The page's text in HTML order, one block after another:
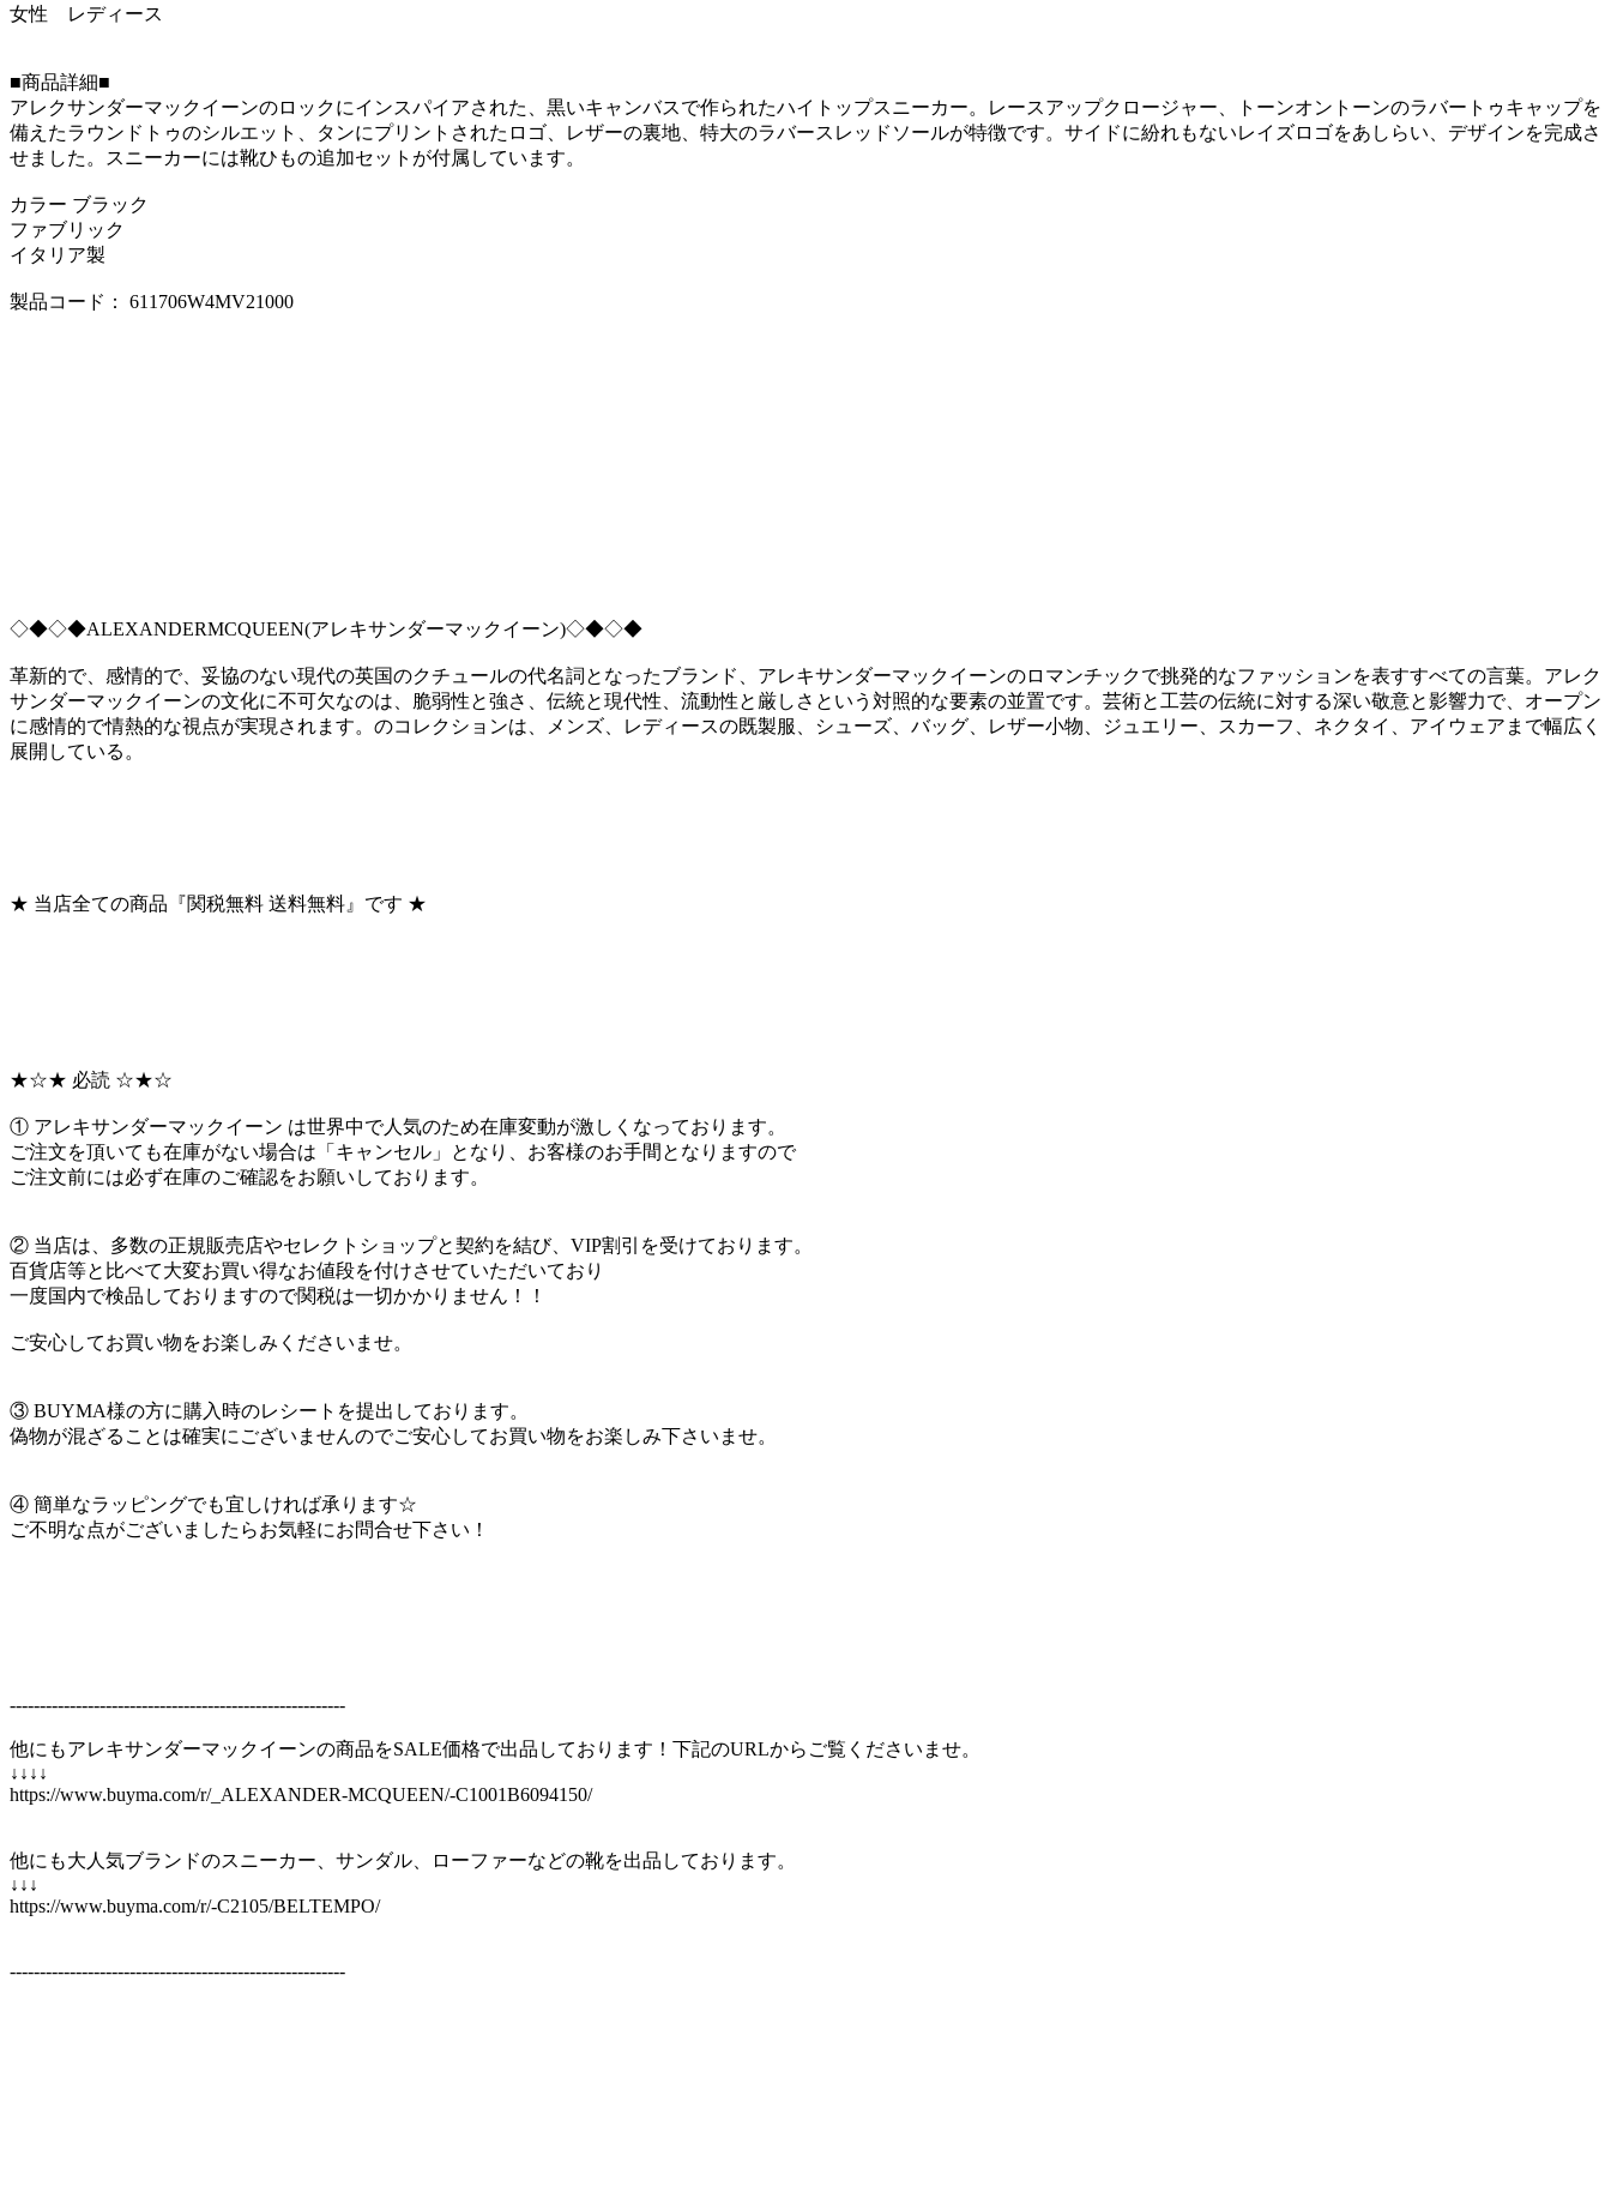
女性 レディース
■商品詳細■
アレクサンダーマックイーンのロックにインスパイアされた、黒いキャンバスで作られたハイトップスニーカー。レースアップクロージャー、トーンオントーンのラバートゥキャップを
備えたラウンドトゥのシルエット、タンにプリントされたロゴ、レザーの裏地、特大のラバースレッドソールが特徴です。サイドに紛れもないレイズロゴをあしらい、デザインを完成さ
せました。スニーカーには靴ひもの追加セットが付属しています。
カラー ブラック
ファブリック
イタリア製
製品コード： 611706W4MV21000
◇◆◇◆ALEXANDERMCQUEEN(アレキサンダーマックイーン)◇◆◇◆
革新的で、感情的で、妥協のない現代の英国のクチュールの代名詞となったブランド、アレキサンダーマックイーンのロマンチックで挑発的なファッションを表すすべての言葉。アレク
サンダーマックイーンの文化に不可欠なのは、脆弱性と強さ、伝統と現代性、流動性と厳しさという対照的な要素の並置です。芸術と工芸の伝統に対する深い敬意と影響力で、オープン
に感情的で情熱的な視点が実現されます。のコレクションは、メンズ、レディースの既製服、シューズ、バッグ、レザー小物、ジュエリー、スカーフ、ネクタイ、アイウェアまで幅広く
展開している。
★ 当店全ての商品『関税無料 送料無料』です ★
★☆★ 必読 ☆★☆
① アレキサンダーマックイーン は世界中で人気のため在庫変動が激しくなっております。
ご注文を頂いても在庫がない場合は「キャンセル」となり、お客様のお手間となりますので
ご注文前には必ず在庫のご確認をお願いしております。
② 当店は、多数の正規販売店やセレクトショップと契約を結び、VIP割引を受けております。
百貨店等と比べて大変お買い得なお値段を付けさせていただいており
一度国内で検品しておりますので関税は一切かかりません！！
ご安心してお買い物をお楽しみくださいませ。
③ BUYMA様の方に購入時のレシートを提出しております。
偽物が混ざることは確実にございませんのでご安心してお買い物をお楽しみ下さいませ。
④ 簡単なラッピングでも宜しければ承ります☆
ご不明な点がございましたらお気軽にお問合せ下さい！
--------------------------------------------------------
他にもアレキサンダーマックイーンの商品をSALE価格で出品しております！下記のURLからご覧くださいませ。
↓↓↓↓
https://www.buyma.com/r/_ALEXANDER-MCQUEEN/-C1001B6094150/
他にも大人気ブランドのスニーカー、サンダル、ローファーなどの靴を出品しております。
↓↓↓
https://www.buyma.com/r/-C2105/BELTEMPO/
--------------------------------------------------------